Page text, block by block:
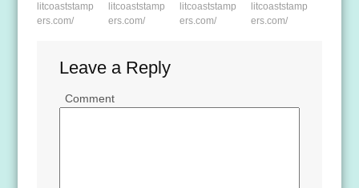
litcoaststamp
ers.com/
litcoaststamp
ers.com/
litcoaststamp
ers.com/
litcoaststamp
ers.com/
Leave a Reply
Comment